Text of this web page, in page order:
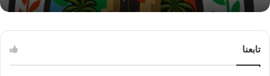
تابعنا